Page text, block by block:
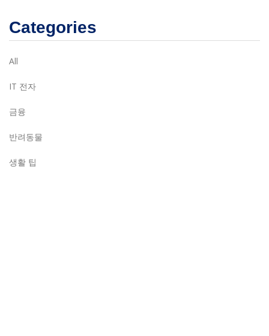
Categories
All
IT 전자
금융
반려동물
생활 팁